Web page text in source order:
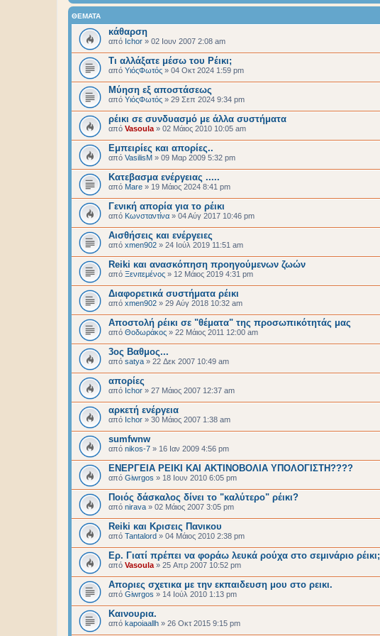
ΘΈΜΑΤΑ
κάθαρση
από Ichor » 02 Ιουν 2007 2:08 am
Τι αλλάξατε μέσω του Ρέικι;
από ΥιόςΦωτός » 04 Οκτ 2024 1:59 pm
Μύηση εξ αποστάσεως
από ΥιόςΦωτός » 29 Σεπ 2024 9:34 pm
ρέικι σε συνδυασμό με άλλα συστήματα
από Vasoula » 02 Μάιος 2010 10:05 am
Εμπειρίες και απορίες..
από VasilisM » 09 Μαρ 2009 5:32 pm
Κατεβασμα ενέργειας .....
από Mare » 19 Μάιος 2024 8:41 pm
Γενική απορία για το ρέικι
από Κωνσταντίνα » 04 Αύγ 2017 10:46 pm
Αισθήσεις και ενέργειες
από xmen902 » 24 Ιούλ 2019 11:51 am
Reiki και ανασκόπηση προηγούμενων ζωών
από Ξενιτεμένος » 12 Μάιος 2019 4:31 pm
Διαφορετικά συστήματα ρέικι
από xmen902 » 29 Αύγ 2018 10:32 am
Αποστολή ρέικι σε "θέματα" της προσωπικότητάς μας
από Θοδωράκος » 22 Μάιος 2011 12:00 am
3ος Βαθμος...
από satya » 22 Δεκ 2007 10:49 am
απορίες
από Ichor » 27 Μάιος 2007 12:37 am
αρκετή ενέργεια
από Ichor » 30 Μάιος 2007 1:38 am
sumfwnw
από nikos-7 » 16 Ιαν 2009 4:56 pm
ΕΝΕΡΓΕΙΑ ΡΕΙΚΙ ΚΑΙ ΑΚΤΙΝΟΒΟΛΙΑ ΥΠΟΛΟΓΙΣΤΗ????
από Giwrgos » 18 Ιουν 2010 6:05 pm
Ποιός δάσκαλος δίνει το "καλύτερο" ρέικι?
από nirava » 02 Μάιος 2007 3:05 pm
Reiki και Κρισεις Πανικου
από Tantalord » 04 Μάιος 2010 2:38 pm
Ερ. Γιατί πρέπει να φοράω λευκά ρούχα στο σεμινάριο ρέικι;
από Vasoula » 25 Απρ 2007 10:52 pm
Αποριες σχετικα με την εκπαιδευση μου στο ρεικι.
από Giwrgos » 14 Ιούλ 2010 1:13 pm
Καινουρια.
από kapoiaallh » 26 Οκτ 2015 9:15 pm